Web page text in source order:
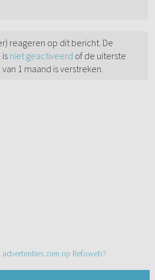
reageren op dit bericht. De
niet geactiveerd of de uiterste
1 maand is verstreken.
advertenties zien op Refoweb?